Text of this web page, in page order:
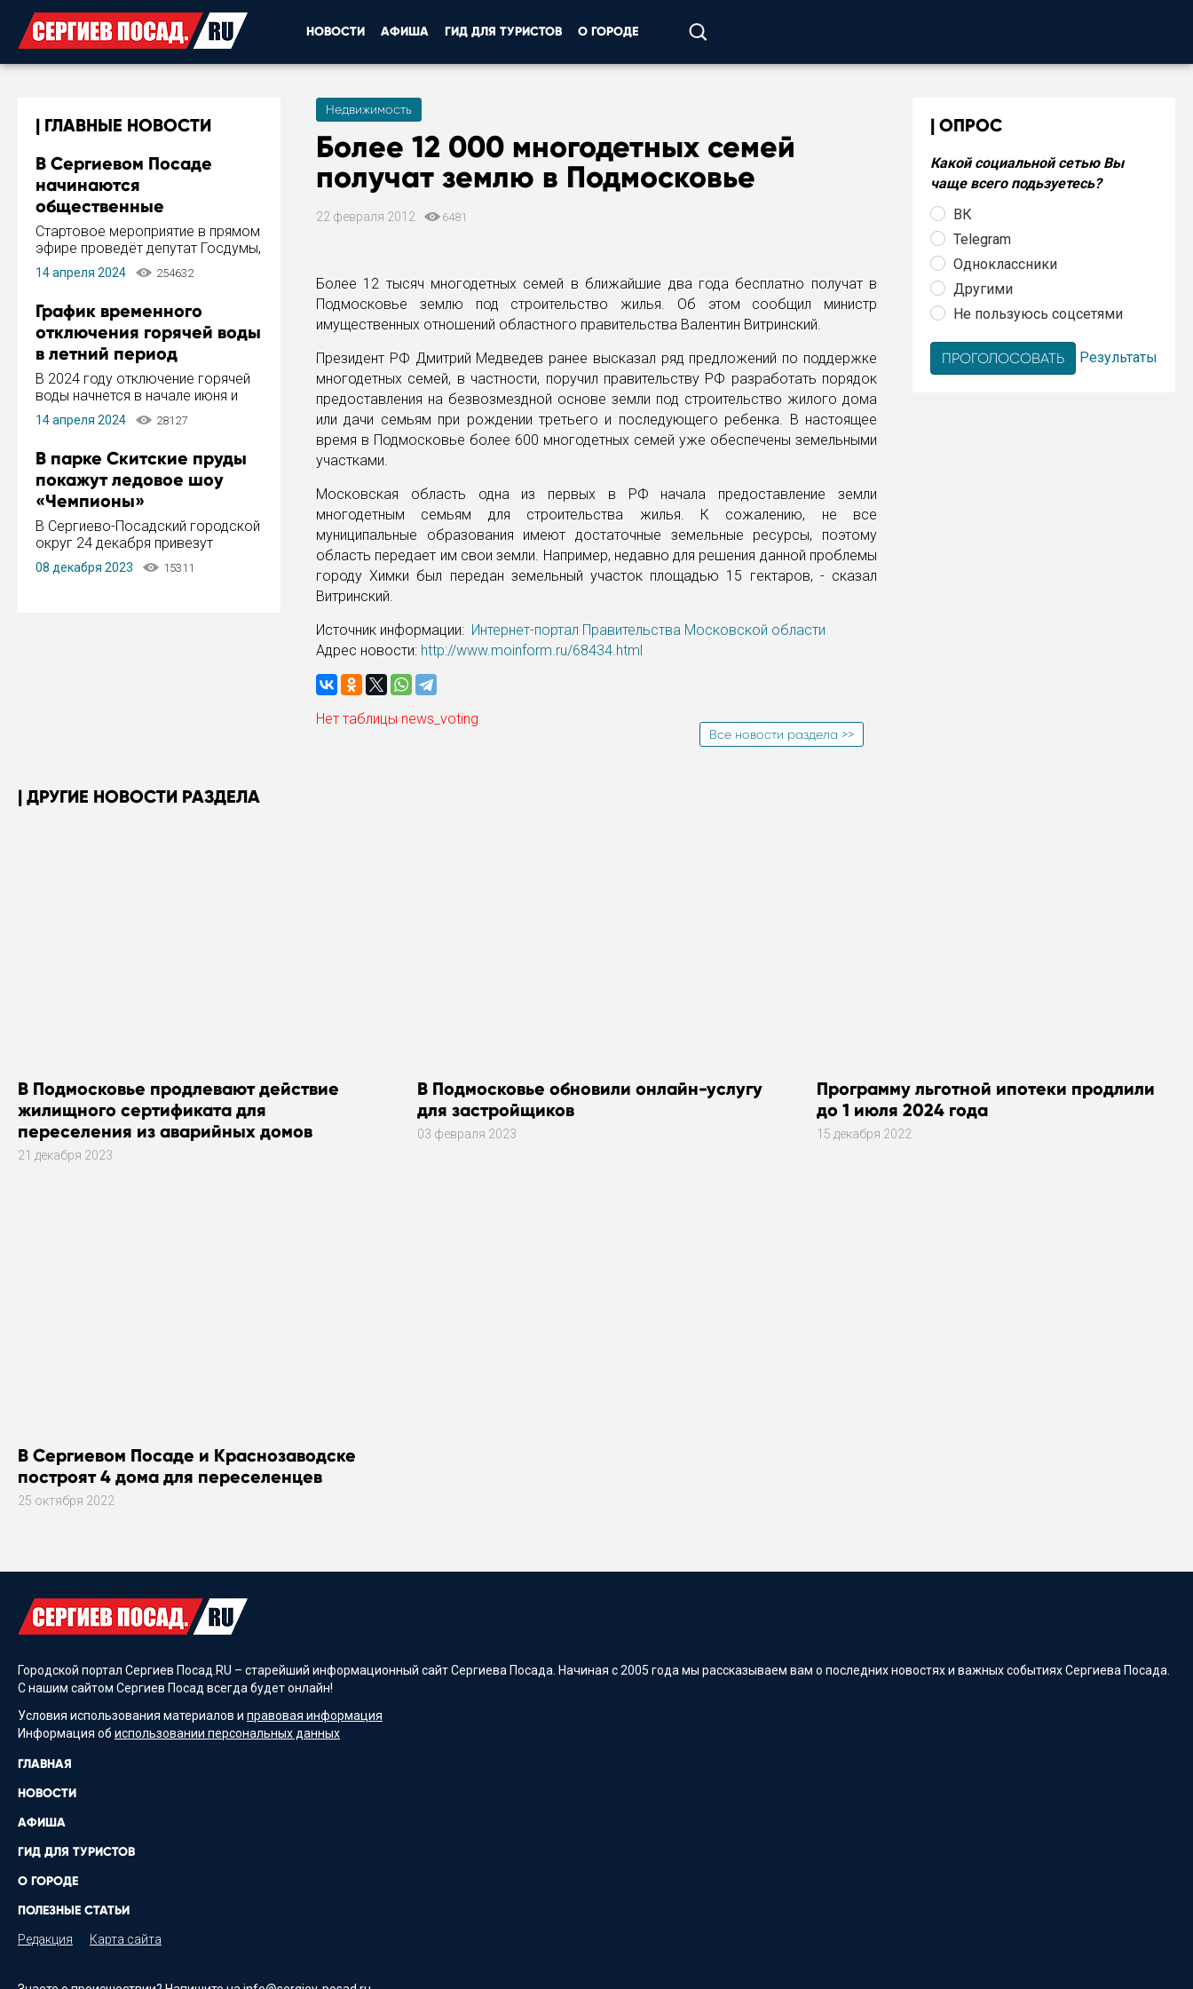
НОВОСТИ АФИША ГИД ДЛЯ ТУРИСТОВ О ГОРОДЕ
ГЛАВНЫЕ НОВОСТИ
В Сергиевом Посаде
начинаются
общественные
обсуждения Стратегии
развития города
Стартовое мероприятие в прямом
эфире проведёт депутат Госдумы,
инициатор и автор Концепции
развития Сергиева Посада и
Пахомов.
14 апреля 2024 254632
График временного
отключения горячей воды
в летний период
В 2024 году отключение горячей
воды начнется в начале июня и
завершится в конце августа.
Период отключения составит не
14 апреля 2024 28127
В парке Скитские пруды
покажут ледовое шоу
«Чемпионы»
В Сергиево-Посадский городской
округ 24 декабря привезут
ледовый тур «Чемпионы»
заслуженного мастера спорта,
08 декабря 2023 15311
Недвижимость
Более 12 000 многодетных семей
получат землю в Подмосковье
22 февраля 2012 6481
Более 12 тысяч многодетных семей в ближайшие два года бесплатно получат в
Подмосковье землю под строительство жилья. Об этом сообщил министр
имущественных отношений областного правительства Валентин Витринский.
Президент РФ Дмитрий Медведев ранее высказал ряд предложений по поддержке
многодетных семей, в частности, поручил правительству РФ разработать порядок
предоставления на безвозмездной основе земли под строительство жилого дома
или дачи семьям при рождении третьего и последующего ребенка. В настоящее
время в Подмосковье более 600 многодетных семей уже обеспечены земельными
участками.
Московская область одна из первых в РФ начала предоставление земли
многодетным семьям для строительства жилья. К сожалению, не все
муниципальные образования имеют достаточные земельные ресурсы, поэтому
область передает им свои земли. Например, недавно для решения данной проблемы
городу Химки был передан земельный участок площадью 15 гектаров, - сказал
Витринский.
Источник информации: Интернет-портал Правительства Московской области
Адрес новости: http://www.moinform.ru/68434.html
Нет таблицы news_voting
Все новости раздела >>
ОПРОС
Какой социальной сетью Вы
чаще всего подьзуетесь?
ВК
Telegram
Одноклассники
Другими
Не пользуюсь соцсетями
Результаты
ДРУГИЕ НОВОСТИ РАЗДЕЛА
В Подмосковье продлевают действие
жилищного сертификата для
переселения из аварийных домов
21 декабря 2023
В Подмосковье обновили онлайн-услугу
для застройщиков
03 февраля 2023
Программу льготной ипотеки продлили
до 1 июля 2024 года
15 декабря 2022
В Сергиевом Посаде и Краснозаводске
построят 4 дома для переселенцев
25 октября 2022
Городской портал Сергиев Посад.RU – старейший информационный сайт Сергиева Посада. Начиная с 2005 года мы рассказываем вам о последних новостях и важных событиях Сергиева Посада.
С нашим сайтом Сергиев Посад всегда будет онлайн!
Условия использования материалов и правовая информация
Информация об использовании персональных данных
ГЛАВНАЯ
НОВОСТИ
АФИША
ГИД ДЛЯ ТУРИСТОВ
О ГОРОДЕ
ПОЛЕЗНЫЕ СТАТЬИ
Редакция Карта сайта